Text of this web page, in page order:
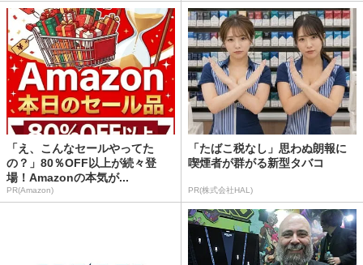
「え、こんなセールやってた
の？」80％OFF以上が続々登
場！Amazonの本気が...
PR(Amazon)
「たばこ税なし」思わぬ朗報に
喫煙者が群がる新型タバコ
PR(株式会社HAL)